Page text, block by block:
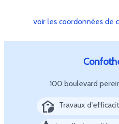
voir les coordonnées de
100 boulevard
Travaux